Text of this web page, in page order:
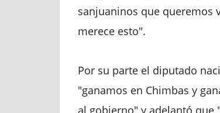
sanjuaninos que queremos
merece esto".
Por su parte el diputado
"ganamos en Chimbas y
al gobierno" y adelantó que